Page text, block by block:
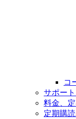
コ
サポー
料金、
定期購